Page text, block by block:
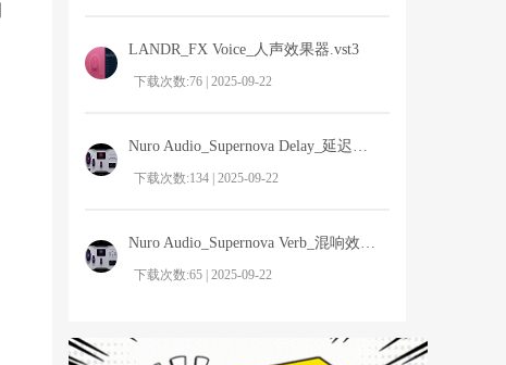
LANDR_FX Voice_人声效果器.vst3
下载次数:76 | 2025-09-22
Nuro Audio_Supernova Delay_延迟效果器
下载次数:134 | 2025-09-22
下载次数:65 | 2025-09-22